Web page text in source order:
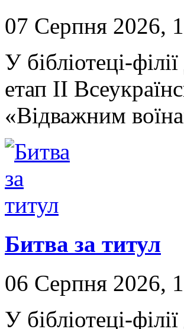
07 Серпня 2026,
У бібліотеці-
етап II
«Відважним
Битва за титул
06 Серпня 2026,
У бібліотеці-